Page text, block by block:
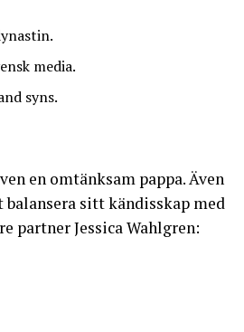
media.
syns.
en omtänksam pappa. Även
sitt kändisskap med
partner Jessica Wahlgren: